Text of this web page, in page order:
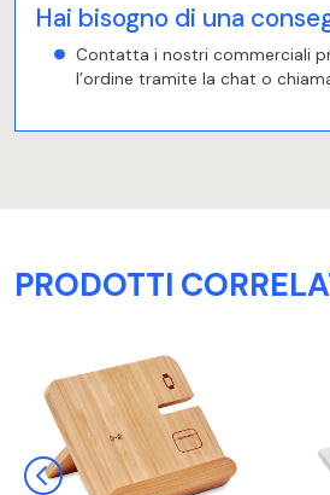
Hai bisogno di una
Contatta i nostri commerciali
l’ordine tramite la chat o
PRODOTTI